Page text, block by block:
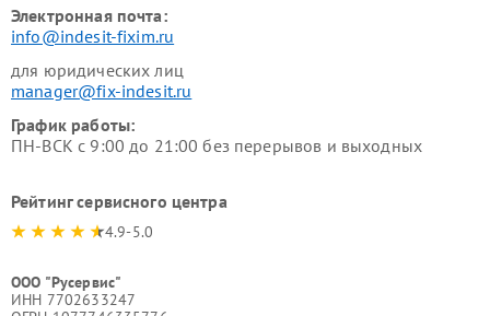
Электронная почта:
info@indesit-fixim.ru
для юридических лиц
manager@fix-indesit.ru
График работы:
ПН-ВСК с 9:00 до 21:00 без перерывов и выходных
Рейтинг сервисного центра
4.9-5.0
ООО "Русервис"
ИНН 7702633247